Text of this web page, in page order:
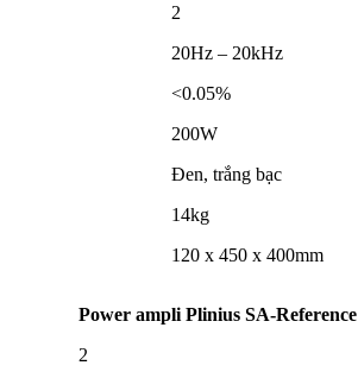
2
20Hz – 20kHz
<0.05%
200W
Đen, trắng bạc
14kg
120 x 450 x 400mm
Power ampli Plinius SA-Reference
2